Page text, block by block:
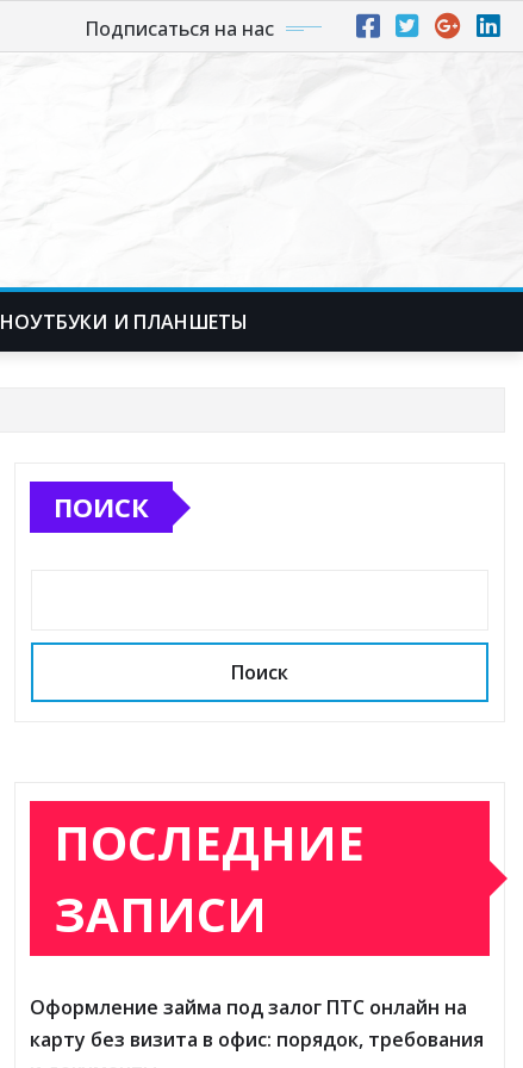
Подписаться на нас
НОУТБУКИ И ПЛАНШЕТЫ
ПОИСК
Поиск
ПОСЛЕДНИЕ
ЗАПИСИ
Оформление займа под залог ПТС онлайн на
карту без визита в офис: порядок, требования